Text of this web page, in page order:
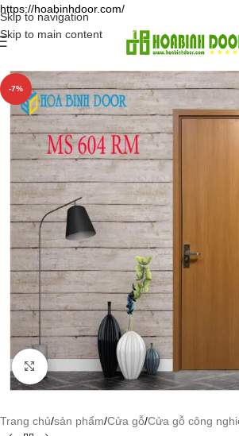
https://hoabinhdoor.com/
Skip to navigation
Skip to main content
-7%
Click to enlarge
Trang chủ/sản phẩm/Cửa gỗ/Cửa gỗ công